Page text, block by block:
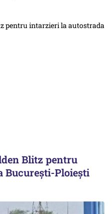
Blitz pentru
București-Ploiești